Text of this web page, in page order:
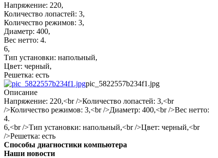
Напряжение: 220,
Количество лопастей: 3,
Количество режимов: 3,
Диаметр: 400,
Вес нетто: 4.
6,
Тип установки: напольный,
Цвет: черный,
Решетка: есть
pic_5822557b234f1.jpg
Описание
Напряжение: 220,<br />Количество лопастей: 3,<br
/>Количество режимов: 3,<br />Диаметр: 400,<br />Вес нетто:
4.
6,<br />Тип установки: напольный,<br />Цвет: черный,<br
/>Решетка: есть
Способы диагностики компьютера
Наши новости